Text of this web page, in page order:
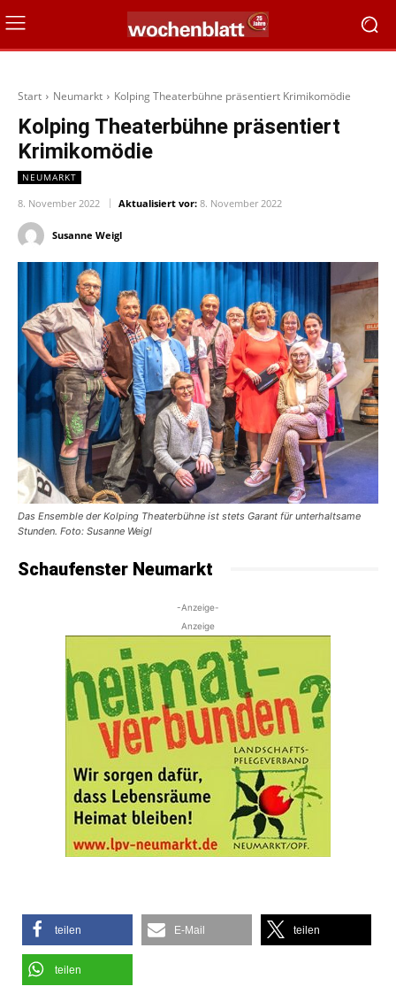
Start Neumarkt Kolping Theaterbühne präsentiert Krimikomödie
Kolping Theaterbühne präsentiert
Krimikomödie
NEUMARKT
8. November 2022 Aktualisiert vor: 8. November 2022
Susanne Weigl
Das Ensemble der Kolping Theaterbühne ist stets Garant für unterhaltsame
Stunden. Foto: Susanne Weigl
Schaufenster Neumarkt
-Anzeige-
Anzeige
teilen E-Mail teilen
teilen